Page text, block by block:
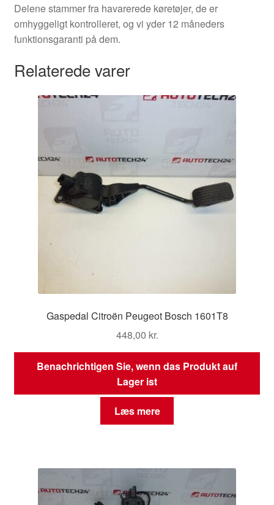
Delene stammer fra havarerede køretøjer, de er
omhyggeligt kontrolleret, og vi yder 12 måneders
funktionsgaranti på dem.
Relaterede varer
Gaspedal Citroën Peugeot Bosch 1601T8
448,00 kr.
Benachrichtigen Sie, wenn das Produkt auf
Lager ist
Læs mere